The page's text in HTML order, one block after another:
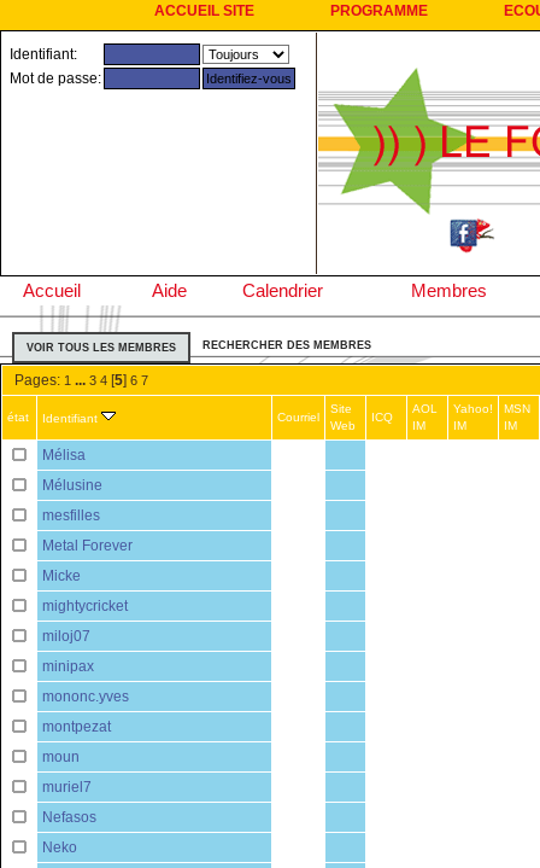
ACCUEIL SITE PROGRAMME
Identifiant:
Mot de passe:
Accueil Aide Calendrier Membres
VOIR TOUS LES MEMBRES RECHERCHER DES MEMBRES
Pages: 1 ... 3 4 [5] 6 7
état Identifiant Courriel
Site
Web
ICQ
AOL
IM
Yahoo!
IM
MSN
IM
Mélisa
Mélusine
mesfilles
Metal Forever
Micke
mightycricket
miloj07
minipax
mononc.yves
montpezat
moun
muriel7
Nefasos
Neko